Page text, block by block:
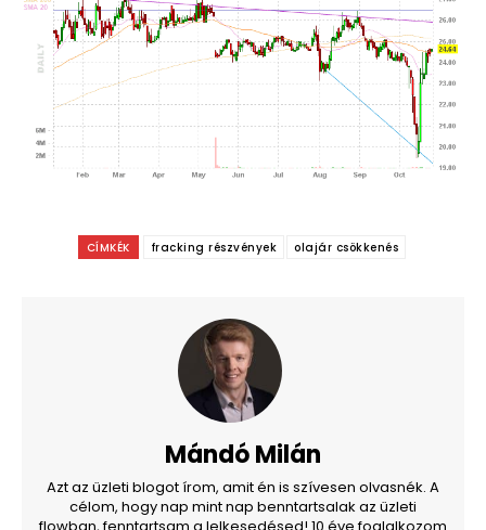
CÍMKÉK fracking részvények olajár csökkenés
Mándó Milán
Azt az üzleti blogot írom, amit én is szívesen olvasnék. A
célom, hogy nap mint nap benntartsalak az üzleti
flowban, fenntartsam a lelkesedésed! 10 éve foglalkozom